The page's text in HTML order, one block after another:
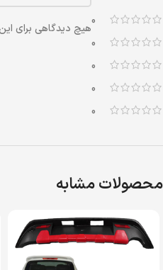
0
0
0
0
0
هیچ دیدگاهی برای
محصولات مشابه